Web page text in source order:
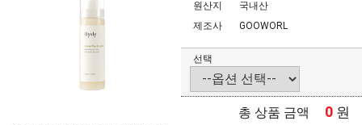
원산지
국내산
제조사
GOOWORL
선택
총 상품 금액 0 원